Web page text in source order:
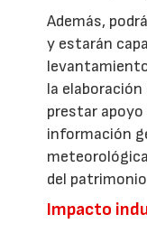
Además,
y estarán
la
prestar
información
del
Impacto